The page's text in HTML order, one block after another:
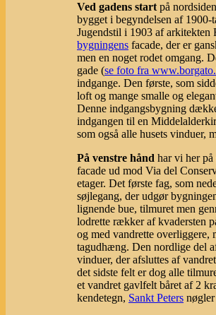
Ved gadens start på
bygget i begyndelsen af 1900-
Jugendstil i 1903 af
bygningens facade, der er
men en noget rodet omgang.
gade (se foto fra
indgange. Den første, som
loft og mange smalle og
Denne indgangsbygning
indgangen til en
som også alle husets vinduer,
På venstre hånd har vi her
facade ud mod Via del
etager. Det første fag, som
søjlegang, der udgør
lignende bue, tilmuret men
lodrette rækker af kvadersten
og med vandrette overliggere,
tagudhæng. Den nordlige del
vinduer, der afsluttes af
det sidste felt er dog alle
et vandret gavlfelt båret af 2
kendetegn, Sankt Peters